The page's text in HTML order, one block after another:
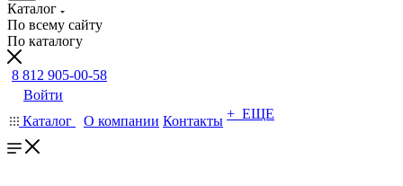
Каталог
По всему сайту
По каталогу
8 812 905-00-58
Войти
Каталог
О компании Контакты + ЕЩЕ